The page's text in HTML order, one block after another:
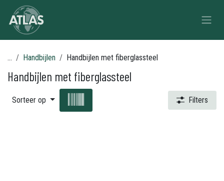
Overslaan naar inhoud
... Handbijlen Handbijlen met fiberglassteel
Handbijlen met fiberglassteel
Sorteer op Filters